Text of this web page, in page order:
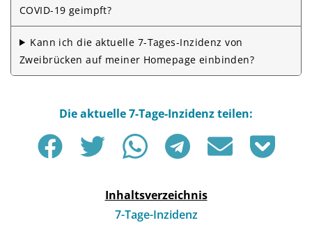
COVID-19 geimpft?
Kann ich die aktuelle 7-Tages-Inzidenz von
Zweibrücken auf meiner Homepage einbinden?
Inhaltsverzeichnis
7-Tage-Inzidenz